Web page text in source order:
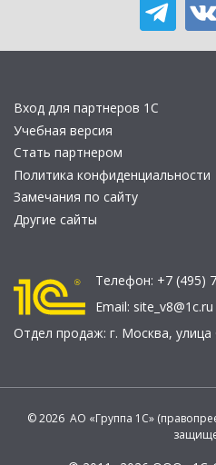
Вход для партнеров 1С
Учебная версия
Стать партнером
Политика конфиденциальности
Замечания по сайту
Другие сайты
Телефон: +7 (495)
Email: site_v8@1c.ru
Отдел продаж: г. Москва, улица
© 2026 АО «Группа 1С»